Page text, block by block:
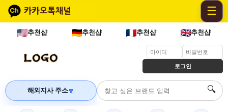
☰
추천샵 추천샵 추천샵 추천샵
로그인
해외지사 주소🔽 🔍